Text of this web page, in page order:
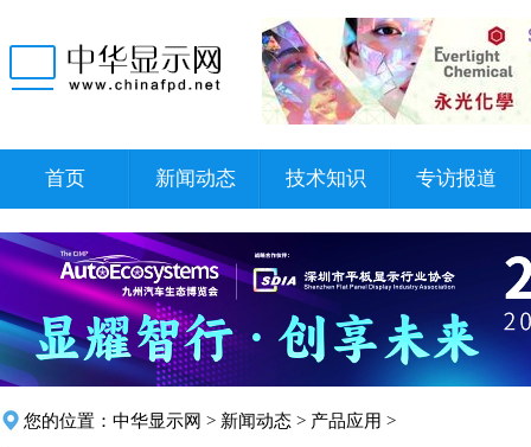
首页 新闻动态 技术知识 专访报道
您的位置： 中华显示网 > 新闻动态 > 产品应用 >